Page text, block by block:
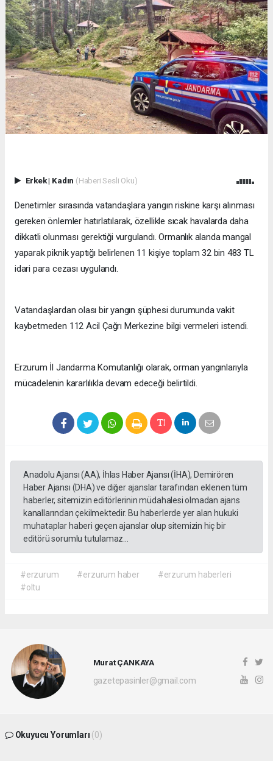
Erkek| Kadın (Haberi Sesli Oku)
Denetimler sırasında vatandaşlara yangın riskine karşı alınması
gereken önlemler hatırlatılarak, özellikle sıcak havalarda daha
dikkatli olunması gerektiği vurgulandı. Ormanlık alanda mangal
yaparak piknik yaptığı belirlenen 11 kişiye toplam 32 bin 483 TL
idari para cezası uygulandı.
Vatandaşlardan olası bir yangın şüphesi durumunda vakit
kaybetmeden 112 Acil Çağrı Merkezine bilgi vermeleri istendi.
Erzurum İl Jandarma Komutanlığı olarak, orman yangınlarıyla
mücadelenin kararlılıkla devam edeceği belirtildi.
Anadolu Ajansı (AA), İhlas Haber Ajansı (İHA), Demirören
Haber Ajansı (DHA) ve diğer ajanslar tarafından eklenen tüm
haberler, sitemizin editörlerinin müdahalesi olmadan ajans
kanallarından çekilmektedir. Bu haberlerde yer alan hukuki
muhataplar haberi geçen ajanslar olup sitemizin hiç bir
editörü sorumlu tutulamaz...
#erzurum #erzurum haber
#erzurum haberleri
#oltu
Murat ÇANKAYA
gazetepasinler@gmail.com
Okuyucu Yorumları (0)